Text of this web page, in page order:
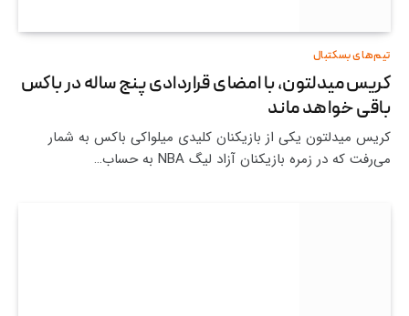
تیم‌های بسکتبال
کریس میدلتون، با امضای قراردادی پنج ساله در باکس
باقی خواهد ماند
کریس میدلتون یکی از بازیکنان کلیدی میلواکی باکس به شمار
می‌رفت که در زمره بازیکنان آزاد لیگ NBA به حساب…